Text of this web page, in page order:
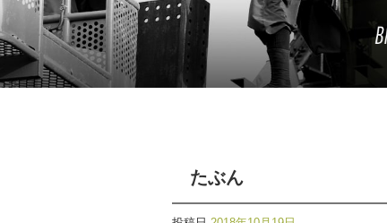
たぶん